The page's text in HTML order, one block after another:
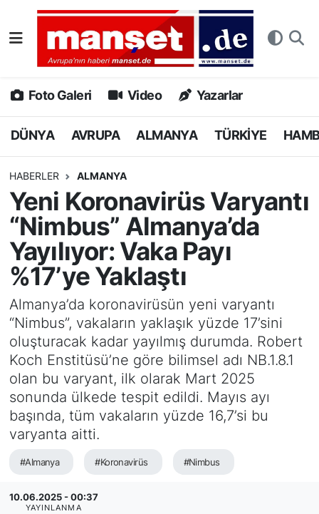
Foto Galeri Video Yazarlar
DÜNYA AVRUPA ALMANYA TÜRKİYE
HABERLER ALMANYA
Yeni Koronavirüs Varyantı
“Nimbus” Almanya’da
Yayılıyor: Vaka Payı
%17’ye Yaklaştı
Almanya’da koronavirüsün yeni varyantı
“Nimbus”, vakaların yaklaşık yüzde 17’sini
oluşturacak kadar yayılmış durumda. Robert
Koch Enstitüsü’ne göre bilimsel adı NB.1.8.1
olan bu varyant, ilk olarak Mart 2025
sonunda ülkede tespit edildi. Mayıs ayı
başında, tüm vakaların yüzde 16,7’si bu
varyanta aitti.
#Almanya #Koronavirüs #Nimbus
10.06.2025 - 00:37
YAYINLANMA
DÜNYA
AVRUPA
ALMANYA
HAMBURG
SPOR
DEUTSCH
EKONOMİ
SİYASET
SAĞLIK
Nöbetçi Eczaneler
Hava Durumu
Namaz Vakitleri
Puan Durumu ve Fikstür
Tüm Manşetler
Son Dakika Haberleri
Haber Arşivi